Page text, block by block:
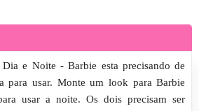
Dia e Noite - Barbie esta precisando de
para usar. Monte um look para Barbie
usar a noite. Os dois precisam ser